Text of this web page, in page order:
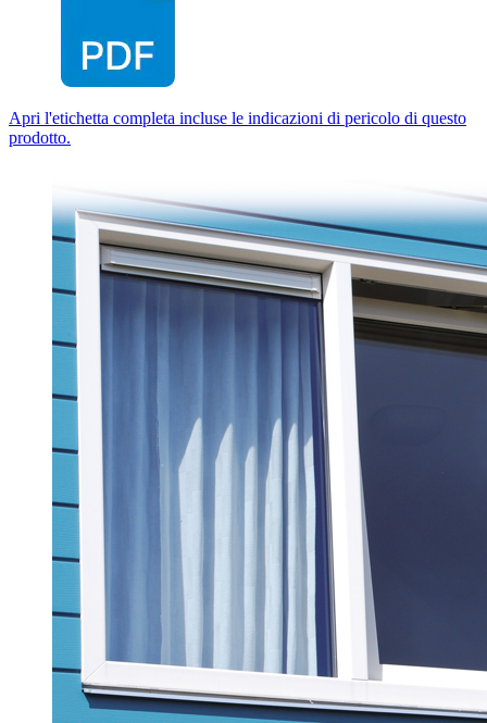
Apri l'etichetta completa incluse le indicazioni di pericolo di questo
prodotto.